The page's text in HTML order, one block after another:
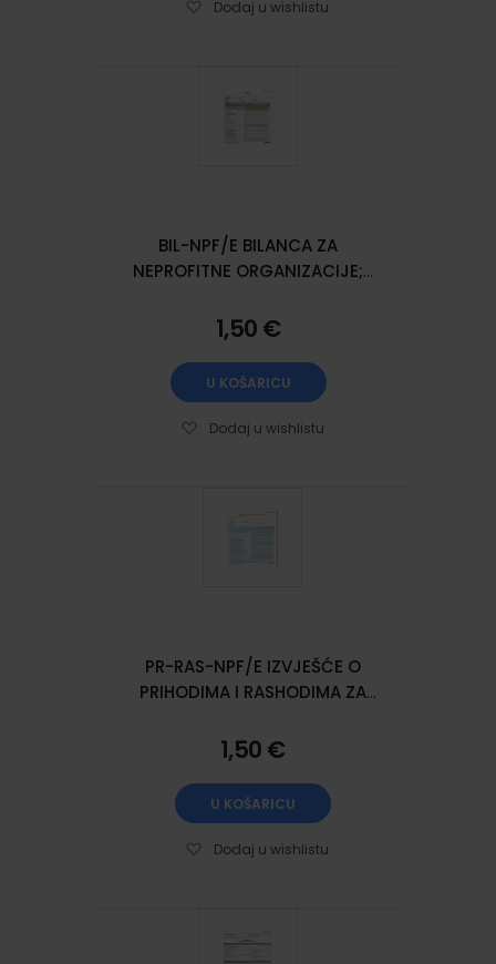
Dodaj u wishlistu
BIL-NPF/E BILANCA ZA
NEPROFITNE ORGANIZACIJE;
cm
1,50 €
U KOŠARICU
Dodaj u wishlistu
PR-RAS-NPF/E IZVJEŠĆE O
PRIHODIMA I RASHODIMA ZA
21 x 29,7 cm
1,50 €
U KOŠARICU
Dodaj u wishlistu